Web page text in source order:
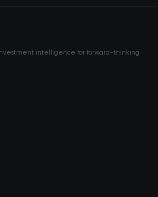
intelligence for forward-thinking